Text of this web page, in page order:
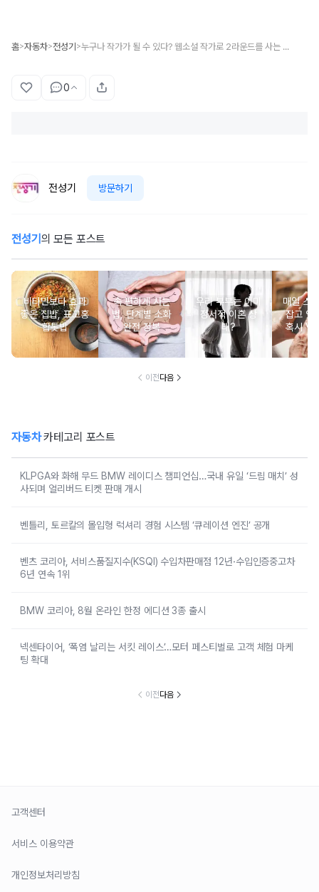
홈>자동차>전성기 > 누구나 작가가 될 수 있다? 웹소설 작가로 2라운드를 사는 주부들
0
전성기 방문하기
전성기 의 모든 포스트
비타민보다 효과
좋은 집밥, 표고홍
합톳밥
속 편하게 사는
법, 단계별 소화
완전 정복
우리 부부는 이미
정서적 이혼 상
태?
매일 스
잡고 있
혹시
이전다음
자동차카테고리 포스트
KLPGA와 화해 무드 BMW 레이디스 챔피언십…국내 유일 ‘드림 매치’ 성
사되며 얼리버드 티켓 판매 개시
벤틀리, 토르칼의 몰입형 럭셔리 경험 시스템 ‘큐레이션 엔진’ 공개
벤츠 코리아, 서비스품질지수(KSQI) 수입차판매점 12년·수입인증중고차
6년 연속 1위
BMW 코리아, 8월 온라인 한정 에디션 3종 출시
넥센타이어, ‘폭염 날리는 서킷 레이스’…모터 페스티벌로 고객 체험 마케
팅 확대
이전다음
고객센터
서비스 이용약관
개인정보처리방침